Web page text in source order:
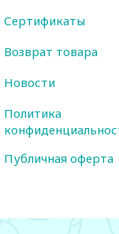
Сертификаты
Возврат товара
Новости
Политика
Публичная оферта